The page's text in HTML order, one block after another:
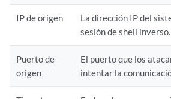
IP de origen
La dirección IP del
sesión de shell inverso.
Puerto de
origen
El puerto que los
intentar la